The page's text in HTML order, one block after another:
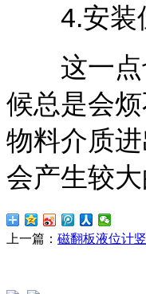
4.安装
这一点也
候总是会
物料介质
会产生较大
上一篇： 磁翻板液位计